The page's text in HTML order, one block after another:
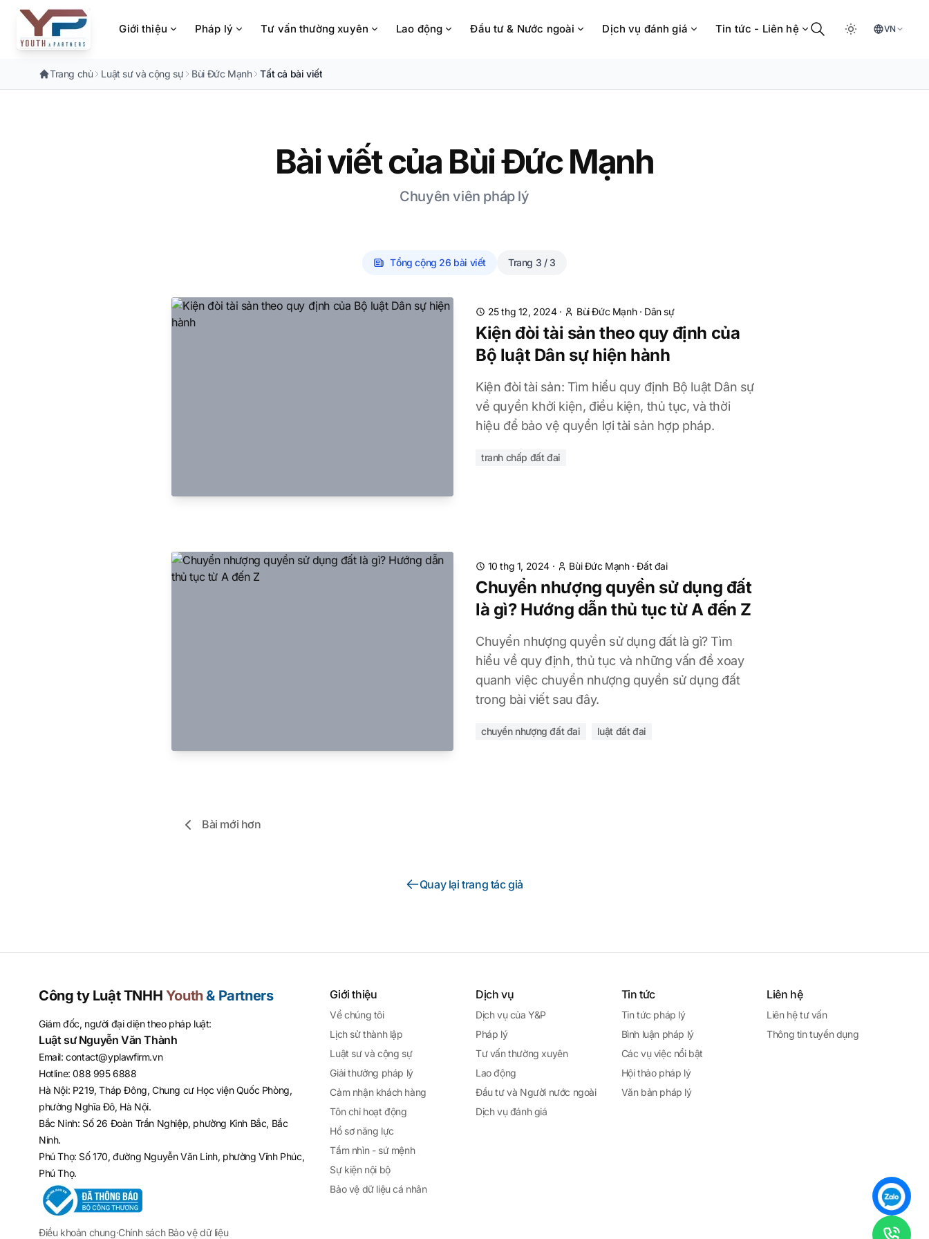
Chuyển đến nội dung chính
Giới thiệu Pháp lý Tư vấn thường xuyên Lao động Đầu tư & Nước ngoài Dịch vụ đánh giá Tin tức - Liên hệ VN
Trang chủ Luật sư và cộng sự Bùi Đức Mạnh Tất cả bài viết
Bài viết của Bùi Đức Mạnh
Chuyên viên pháp lý
Tổng cộng 26 bài viết Trang 3 / 3
25 thg 12, 2024· Bùi Đức Mạnh· Dân sự
Kiện đòi tài sản theo quy định của
Bộ luật Dân sự hiện hành
Kiện đòi tài sản: Tìm hiểu quy định Bộ luật Dân sự
về quyền khởi kiện, điều kiện, thủ tục, và thời
hiệu để bảo vệ quyền lợi tài sản hợp pháp.
tranh chấp đất đai
10 thg 1, 2024 · Bùi Đức Mạnh·Đất đai
Chuyển nhượng quyền sử dụng đất
là gì? Hướng dẫn thủ tục từ A đến Z
Chuyển nhượng quyền sử dụng đất là gì? Tìm
hiểu về quy định, thủ tục và những vấn đề xoay
quanh việc chuyển nhượng quyền sử dụng đất
trong bài viết sau đây.
chuyển nhượng đất đai luật đất đai
Bài mới hơn
Quay lại trang tác giả
Công ty Luật TNHH Youth& Partners
Giám đốc, người đại diện theo pháp luật:
Luật sư Nguyễn Văn Thành
Email:contact@yplawfirm.vn
Hotline:088 995 6888
Hà Nội: P219, Tháp Đông, Chung cư Học viện Quốc Phòng,
phường Nghĩa Đô, Hà Nội.
Bắc Ninh: Số 26 Đoàn Trần Nghiệp, phường Kinh Bắc, Bắc
Ninh.
Phú Thọ: Số 170, đường Nguyễn Văn Linh, phường Vĩnh Phúc,
Phú Thọ.
Điều khoản chung·Chính sách Bảo vệ dữ liệu
Giới thiệu
Về chúng tôi
Lịch sử thành lập
Luật sư và cộng sự
Giải thưởng pháp lý
Cảm nhận khách hàng
Tôn chỉ hoạt động
Hồ sơ năng lực
Tầm nhìn - sứ mệnh
Sự kiện nội bộ
Bảo vệ dữ liệu cá nhân
Dịch vụ
Dịch vụ của Y&P
Pháp lý
Tư vấn thường xuyên
Lao động
Đầu tư và Người nước ngoài
Dịch vụ đánh giá
Tin tức
Tin tức pháp lý
Bình luận pháp lý
Các vụ việc nổi bật
Hội thảo pháp lý
Văn bản pháp lý
Liên hệ
Liên hệ tư vấn
Thông tin tuyển dụng